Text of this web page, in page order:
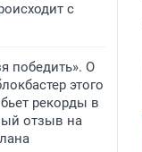
с
победить». О
этого
рекорды в
отзыв на